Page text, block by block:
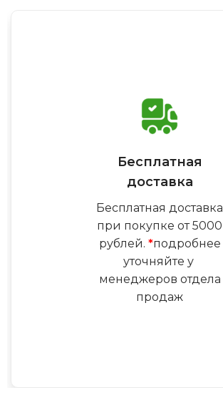
Бесплатная
доставка
Бесплатная доставка
при покупке от 5000
рублей. *подробнее
уточняйте у
менеджеров отдела
продаж